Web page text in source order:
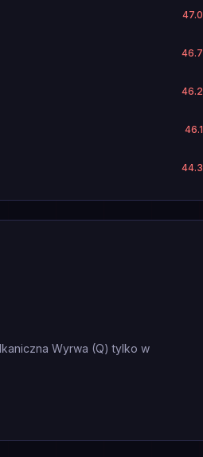
47.0
46.7
46.2
46.1
44.3
Wyrwa (Q) tylko w